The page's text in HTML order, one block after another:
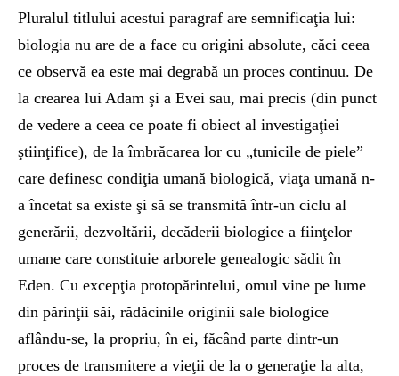
Pluralul titlului acestui paragraf are semnificaţia lui:
biologia nu are de a face cu origini absolute, căci ceea
ce observă ea este mai degrabă un proces continuu. De
la crearea lui Adam şi a Evei sau, mai precis (din punct
de vedere a ceea ce poate fi obiect al investigaţiei
ştiinţifice), de la îmbrăcarea lor cu „tunicile de piele”
care definesc condiţia umană biologică, viaţa umană n-
a încetat sa existe şi să se transmită într-un ciclu al
generării, dezvoltării, decăderii biologice a fiinţelor
umane care constituie arborele genealogic sădit în
Eden. Cu excepţia protopărintelui, omul vine pe lume
din părinţii săi, rădăcinile originii sale biologice
aflându-se, la propriu, în ei, făcând parte dintr-un
proces de transmitere a vieţii de la o generaţie la alta,